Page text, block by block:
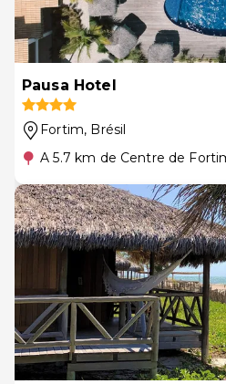
Pausa Hotel
Fortim, Brésil
A 5.7 km de Centre de